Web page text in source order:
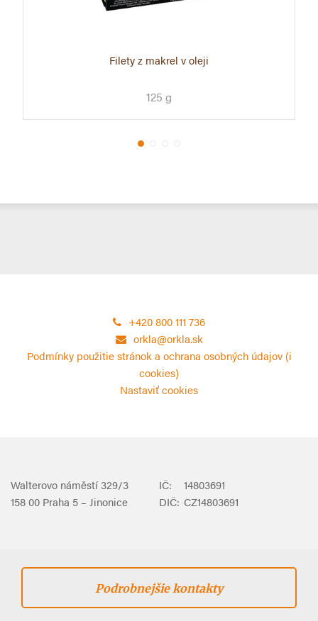
Filety z makrel v oleji
125 g
+420 800 111 736
orkla@orkla.sk
Podmínky použitie stránok a ochrana osobných údajov (i
cookies)
Nastaviť cookies
Walterovo náměstí 329/3
158 00 Praha 5 – Jinonice
IČ:
14803691
DIČ: CZ14803691
Podrobnejšie kontakty